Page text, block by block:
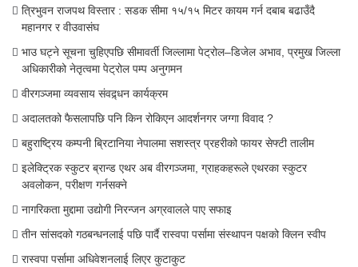
त्रिभुवन राजपथ विस्तार : सडक सीमा १५/१५ मिटर कायम गर्न दबाब बढाउँदै
महानगर र वीउवासंघ
भाउ घट्ने सूचना चुहिएपछि सीमावर्ती जिल्लामा पेट्रोल–डिजेल अभाव, प्रमुख जिल्ला
अधिकारीको नेतृत्वमा पेट्रोल पम्प अनुगमन
वीरगञ्जमा व्यवसाय संवद्र्धन कार्यक्रम
अदालतको फैसलापछि पनि किन रोकिएन आदर्शनगर जग्गा विवाद ?
बहुराष्ट्रिय कम्पनी ब्रिटानिया नेपालमा सशस्त्र प्रहरीको फायर सेफ्टी तालीम
इलेक्ट्रिक स्कुटर ब्रान्ड एथर अब वीरगञ्जमा, ग्राहकहरूले एथरका स्कुटर
अवलोकन, परीक्षण गर्नसक्ने
नागरिकता मुद्दामा उद्योगी निरन्जन अग्रवालले पाए सफाइ
तीन सांसदको गठबन्धनलाई पछि पार्दै रास्वपा पर्सामा संस्थापन पक्षको क्लिन स्वीप
रास्वपा पर्सामा अधिवेशनलाई लिएर कुटाकुट